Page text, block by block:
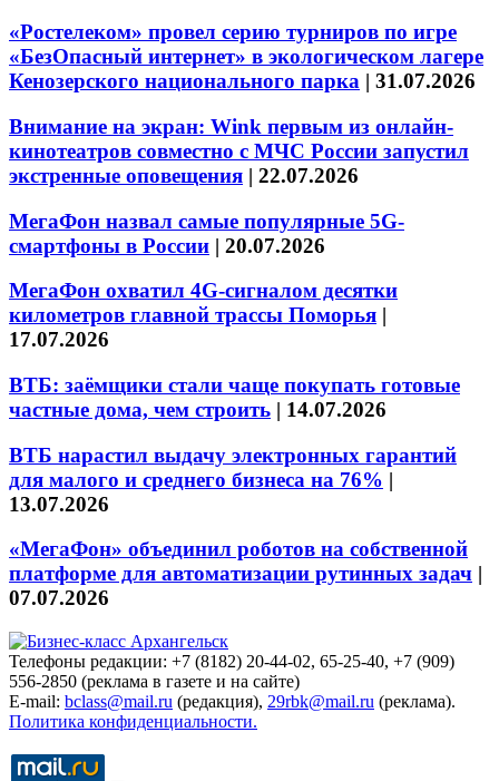
«Ростелеком» провел серию турниров по игре
«БезОпасный интернет» в экологическом лагере
Кенозерского национального парка | 31.07.2026
Внимание на экран: Wink первым из онлайн-
кинотеатров совместно с МЧС России запустил
экстренные оповещения | 22.07.2026
МегаФон назвал самые популярные 5G-
смартфоны в России | 20.07.2026
МегаФон охватил 4G-сигналом десятки
километров главной трассы Поморья |
17.07.2026
ВТБ: заёмщики стали чаще покупать готовые
частные дома, чем строить | 14.07.2026
ВТБ нарастил выдачу электронных гарантий
для малого и среднего бизнеса на 76% |
13.07.2026
«МегаФон» объединил роботов на собственной
платформе для автоматизации рутинных задач |
07.07.2026
Телефоны редакции: +7 (8182) 20-44-02, 65-25-40, +7 (909)
556-2850 (реклама в газете и на сайте)
E-mail: bclass@mail.ru (редакция), 29rbk@mail.ru (реклама).
Политика конфиденциальности.